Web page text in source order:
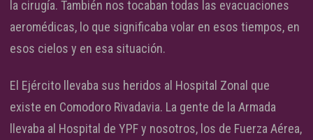
la cirugía. También nos tocaban todas las evacuaciones
aeromédicas, lo que significaba volar en esos tiempos, en
esos cielos y en esa situación.
El Ejército llevaba sus heridos al Hospital Zonal que
existe en Comodoro Rivadavia. La gente de la Armada
llevaba al Hospital de YPF y nosotros, los de Fuerza Aérea,